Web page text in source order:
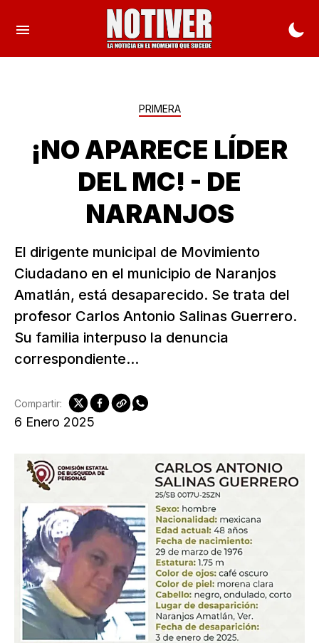
PRIMERA
¡NO APARECE LÍDER
DEL MC! - DE
NARANJOS
El dirigente municipal de Movimiento
Ciudadano en el municipio de Naranjos
Amatlán, está desaparecido. Se trata del
profesor Carlos Antonio Salinas Guerrero.
Su familia interpuso la denuncia
correspondiente...
6 Enero 2025
Compartir: